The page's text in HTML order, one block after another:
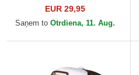
EUR 29,95
Saņem to Otrdiena, 11. Aug.